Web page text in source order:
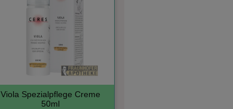
Viola Spezialpflege Creme
50ml